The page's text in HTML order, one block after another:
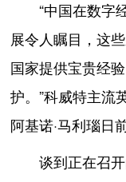
“中国在数字经
展令人瞩目，这
国家提供宝贵经
护。”科威特主流
阿基诺·马利瑙日
谈到正在召开